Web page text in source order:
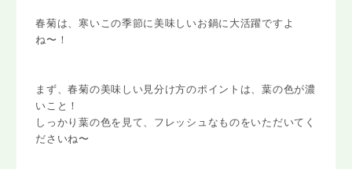
春菊は、寒いこの季節に美味しいお鍋に大活躍ですよ
ね〜！
まず、春菊の美味しい見分け方のポイントは、葉の色が濃
いこと！
しっかり葉の色を見て、フレッシュなものをいただいてく
ださいね〜